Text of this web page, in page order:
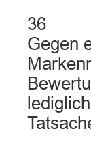
36
Gegen